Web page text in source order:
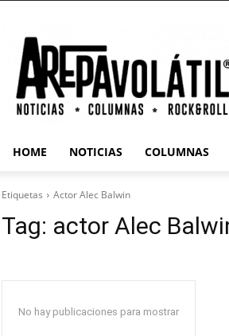
HOME NOTICIAS COLUMNAS
Etiquetas Actor Alec Balwin
Tag: actor Alec
No hay publicaciones para mostrar